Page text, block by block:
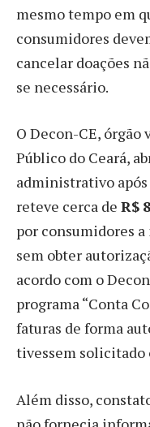
mesmo tempo em
consumidores
cancelar doações
se necessário.
O Decon-CE,
Público do Ceará,
administrativo
reteve cerca de R$
por consumidores
sem obter
acordo com o
programa “Conta
faturas de forma
tivessem solicitado
Além disso,